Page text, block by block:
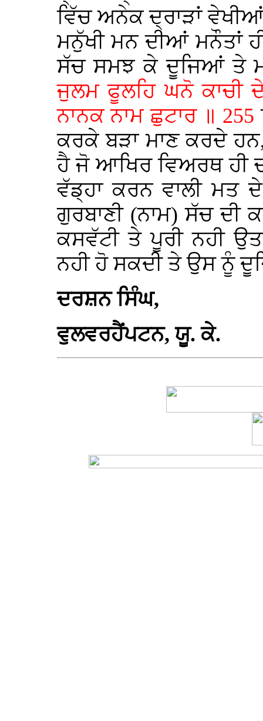
ਵਿੱਚ ਅਨੇਕ ਦ੍ਰਾੜਾਂ
ਮਨੁੱਖੀ ਮਨ ਦੀਆਂ ਮਨੌਤਾਂ
ਸੱਚ ਸਮਝ ਕੇ ਦੂਜਿਆਂ ਤੇ
ਜੁਲਮ ਫੂਲਹਿ ਘਨੋ ਕਾਚੀ
ਨਾਨਕ ਨਾਮ ਛੁਟਾਰ ॥ 255
ਕਰਕੇ ਬੜਾ ਮਾਣ ਕਰਦੇ
ਹੈ ਜੋ ਆਖਿਰ ਵਿਅਰਥ ਹੀ
ਵੱਡ੍ਹਾ ਕਰਨ ਵਾਲੀ ਮਤ
ਗੁਰਬਾਣੀ (ਨਾਮ) ਸੱਚ
ਕਸਵੱਟੀ ਤੇ ਪੂਰੀ ਨਹੀ
ਨਹੀ ਹੋ ਸਕਦੀ ਤੇ ਉਸ ਨੂੰ
ਦਰਸ਼ਨ ਸਿੰਘ,
ਵੁਲਵਰਹੈਂਪਟਨ, ਯੂ. ਕੇ.